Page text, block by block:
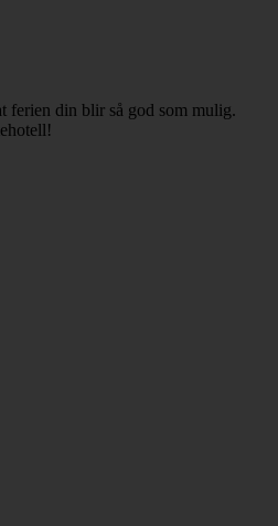
ferien din blir så god som mulig.